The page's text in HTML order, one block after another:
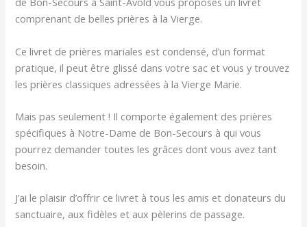
comprenant de belles prières à la Vierge.
Ce livret de prières mariales est condensé, d’un format
pratique, il peut être glissé dans votre sac et vous y trouvez
les prières classiques adressées à la Vierge Marie.
Mais pas seulement ! Il comporte également des prières
spécifiques à Notre-Dame de Bon-Secours à qui vous
pourrez demander toutes les grâces dont vous avez tant
besoin.
J’ai le plaisir d’offrir ce livret à tous les amis et donateurs du
sanctuaire, aux fidèles et aux pèlerins de passage.